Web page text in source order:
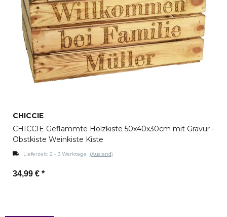
CHICCIE
CHICCIE Geflammte Holzkiste 50x40x30cm mit Gravur -
Obstkiste Weinkiste Kiste
Lieferzeit: 2 - 3 Werktage (Ausland)
34,99 € *